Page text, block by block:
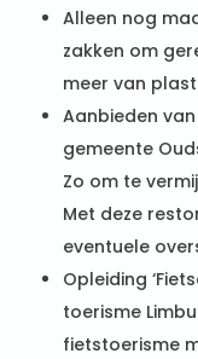
Alleen nog
zakken om
meer van
Aanbieden
gemeente
Zo om te
Met deze
eventuele
Opleiding
toerisme
fietstoerisme